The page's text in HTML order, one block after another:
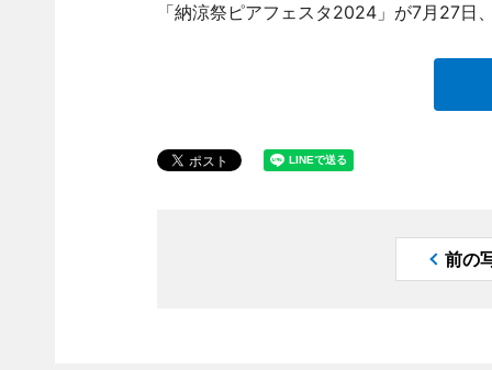
「納涼祭ピアフェスタ2024」が7月27日
前の